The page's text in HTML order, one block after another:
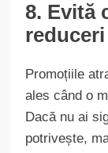
8. Evită
reduceri
Promoțiile
ales când o
Dacă nu ai
potrivește,